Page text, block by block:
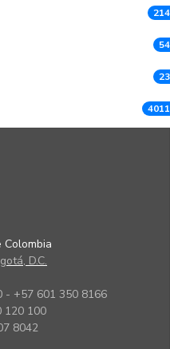
Colombia
D.C.
- +57 601 350 8166
120 100
8042